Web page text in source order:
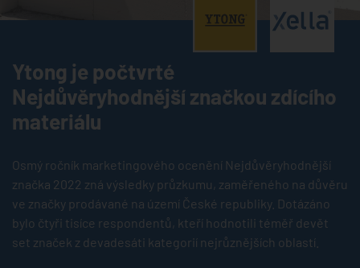
Ytong je počtvrté
Nejdůvěryhodnější značkou zdícího
materiálu
Osmý ročník marketingového ocenění Nejdůvěryhodnější
značka 2022 zná výsledky průzkumu, zaměřeného na důvěru
ve značky prodávané na území České republiky. Dotázáno
bylo čtyři tisíce respondentů, kteří hodnotili téměř devět
set značek z devadesáti kategorií nejrůznějších oblastí.